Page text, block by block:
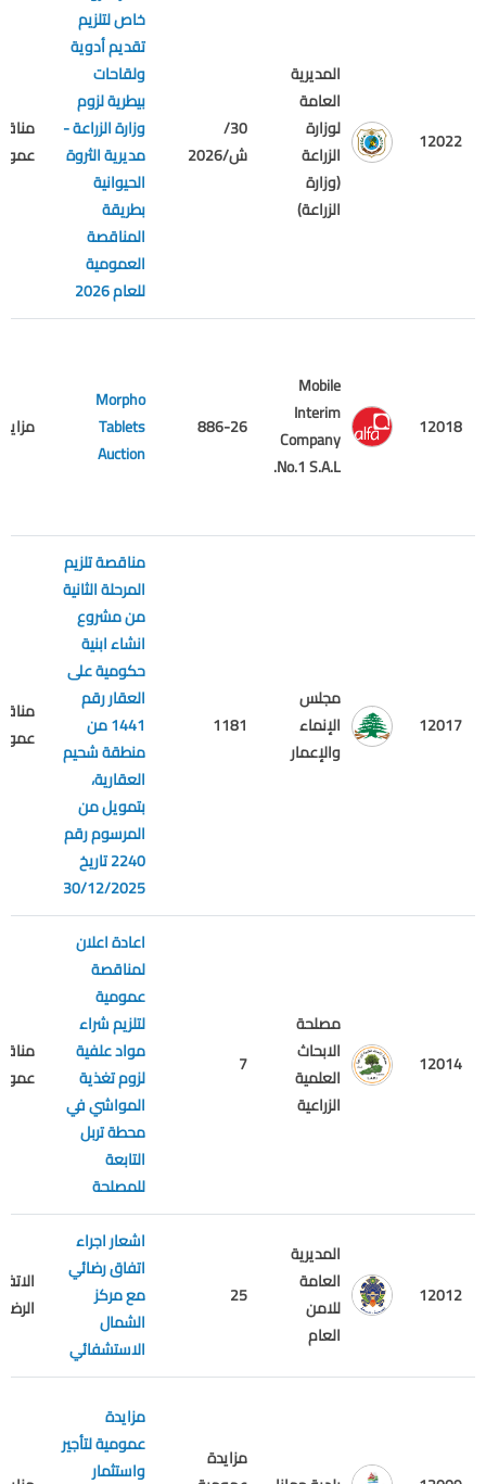
12022
المديرية
العامة
لوزارة
الزراعة
(وزارة
الزراعة)
30/
ش/2026
خاص لتلزيم
تقديم أدوية
ولقاحات
بيطرية لزوم
وزارة الزراعة -
مديرية الثروة
الحيوانية
بطريقة
المناقصة
العمومية
للعام 2026
12018
Mobile
Interim
Company
No.1 S.A.L.
886-26
Morpho
Tablets
Auction
مزايدة
12017
مجلس
الإنماء
والإعمار
1181
مناقصة تلزيم
المرحلة الثانية
من مشروع
انشاء ابنية
حكومية على
العقار رقم
1441 من
منطقة شحيم
العقارية،
بتمويل من
المرسوم رقم
2240 تاريخ
30/12/2025
12014
مصلحة
الابحاث
العلمية
الزراعية
7
اعادة اعلان
لمناقصة
عمومية
لتلزيم شراء
مواد علفية
لزوم تغذية
المواشي في
محطة تربل
التابعة
للمصلحة
12012
المديرية
العامة
للامن
العام
25
اشعار اجراء
اتفاق رضائي
مع مركز
الشمال
الاستشفائي
مزايدة
مزايدة
عمومية لتأجير
واستثمار